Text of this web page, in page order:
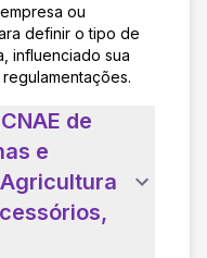
ou
definir o tipo de
influenciado sua
de
e